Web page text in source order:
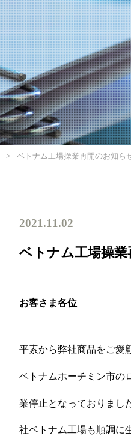
ベトナム工場操業再開のお知ら
ベトナム工場操
2021.11.02
お客さま各位
平素から弊社商品をご愛
ベトナムホーチミン市の
業停止となっておりまし
社ベトナム工場も順調に